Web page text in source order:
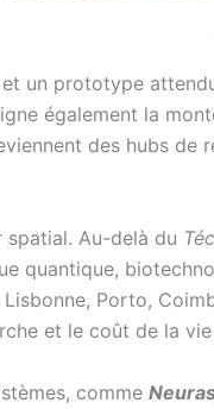
un prototype
également la
des hubs
Au-delà du
quantique,
Porto,
et le coût de la
comme